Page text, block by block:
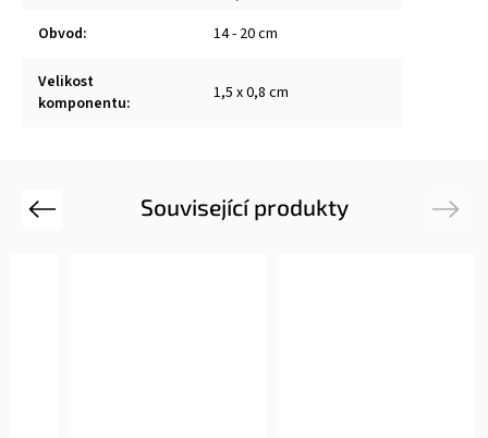
Obvod: 14 - 20 cm
Velikost
komponentu: 1,5 x 0,8 cm
Související produkty
Previous Next